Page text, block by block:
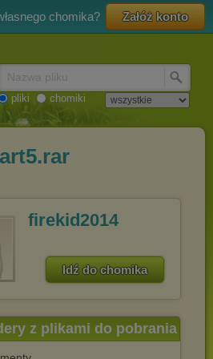
chomika? Załóż konto
pliki chomiki
firekid2014
Idź do chomika
z plikami do pobrania